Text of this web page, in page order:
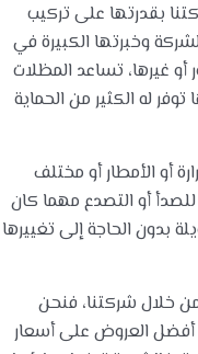
بقدرتها على تركيب
وخبرتها الكبيرة في
غيرها، تساعد المظلات
له الكثير من الحماية
أو الأمطار أو مختلف
أو التصدع مهما كان
بدون الحاجة إلى تغييرها
خلال شركتنا، فنحن
أفضل العروض على أسعار